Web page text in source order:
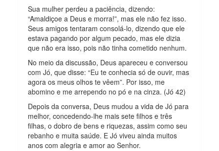
Sua mulher perdeu a paciência, dizendo:
“Amaldiçoe a Deus e morra!”, mas ele não fez isso.
Seus amigos tentaram consolá-lo, dizendo que ele
estava pagando por algum pecado, mas ele dizia
que não era isso, pois não tinha cometido nenhum.
No meio da discussão, Deus apareceu e conversou
com Jó, que disse: “Eu te conhecia só de ouvir, mas
agora os meus olhos te vêem”. Por isso, me
abomino e me arrependo no pó e na cinza. (Jó 42)
Depois da conversa, Deus mudou a vida de Jó para
melhor, concedendo-lhe mais sete filhos e três
filhas, o dobro de bens e riquezas, assim como seu
rebanho e muita saúde. E Jó viveu ainda muitos
anos com alegria e amor ao Senhor.